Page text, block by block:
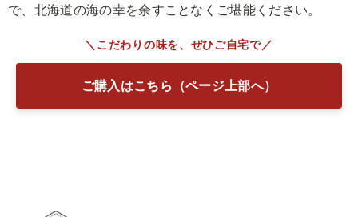
で、北海道の海の幸を余すことなくご堪能ください。
＼こだわりの味を、ぜひご自宅で／
ご購入はこちら（ページ上部へ）